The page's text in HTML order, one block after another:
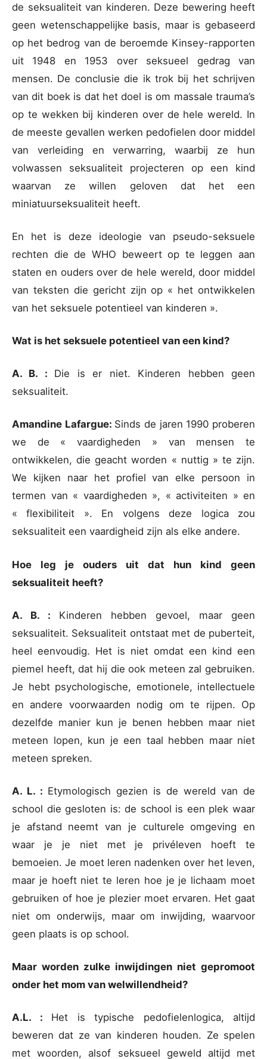
de seksualiteit van kinderen. Deze bewering heeft
geen wetenschappelijke basis, maar is gebaseerd
op het bedrog van de beroemde Kinsey-rapporten
uit 1948 en 1953 over seksueel gedrag van
mensen. De conclusie die ik trok bij het schrijven
van dit boek is dat het doel is om massale trauma’s
op te wekken bij kinderen over de hele wereld. In
de meeste gevallen werken pedofielen door middel
van verleiding en verwarring, waarbij ze hun
volwassen seksualiteit projecteren op een kind
waarvan ze willen geloven dat het een
miniatuurseksualiteit heeft.
En het is deze ideologie van pseudo-seksuele
rechten die de WHO beweert op te leggen aan
staten en ouders over de hele wereld, door middel
van teksten die gericht zijn op « het ontwikkelen
van het seksuele potentieel van kinderen ».
Wat is het seksuele potentieel van een kind?
A. B. : Die is er niet. Kinderen hebben geen
seksualiteit.
Amandine Lafargue: Sinds de jaren 1990 proberen
we de « vaardigheden » van mensen te
ontwikkelen, die geacht worden « nuttig » te zijn.
We kijken naar het profiel van elke persoon in
termen van « vaardigheden », « activiteiten » en
« flexibiliteit ». En volgens deze logica zou
seksualiteit een vaardigheid zijn als elke andere.
Hoe leg je ouders uit dat hun kind geen
seksualiteit heeft?
A. B. : Kinderen hebben gevoel, maar geen
seksualiteit. Seksualiteit ontstaat met de puberteit,
heel eenvoudig. Het is niet omdat een kind een
piemel heeft, dat hij die ook meteen zal gebruiken.
Je hebt psychologische, emotionele, intellectuele
en andere voorwaarden nodig om te rijpen. Op
dezelfde manier kun je benen hebben maar niet
meteen lopen, kun je een taal hebben maar niet
meteen spreken.
A. L. : Etymologisch gezien is de wereld van de
school die gesloten is: de school is een plek waar
je afstand neemt van je culturele omgeving en
waar je je niet met je privéleven hoeft te
bemoeien. Je moet leren nadenken over het leven,
maar je hoeft niet te leren hoe je je lichaam moet
gebruiken of hoe je plezier moet ervaren. Het gaat
niet om onderwijs, maar om inwijding, waarvoor
geen plaats is op school.
Maar worden zulke inwijdingen niet gepromoot
onder het mom van welwillendheid?
A.L. : Het is typische pedofielenlogica, altijd
beweren dat ze van kinderen houden. Ze spelen
met woorden, alsof seksueel geweld altijd met